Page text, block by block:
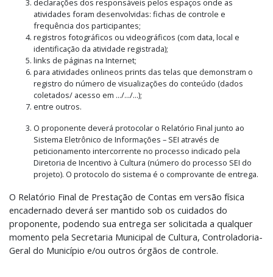
declarações dos responsáveis pelos espaços onde as
atividades foram desenvolvidas: fichas de controle e
frequência dos participantes;
registros fotográficos ou videográficos (com data, local e
identificação da atividade registrada);
links de páginas na Internet;
para atividades onlineos prints das telas que demonstram o
registro do número de visualizações do conteúdo (dados
coletados/ acesso em .../.../...);
entre outros.
O proponente deverá protocolar o Relatório Final junto ao
Sistema Eletrônico de Informações – SEI através de
peticionamento intercorrente no processo indicado pela
Diretoria de Incentivo à Cultura (número do processo SEI do
projeto). O protocolo do sistema é o comprovante de entrega.
O Relatório Final de Prestação de Contas em versão física
encadernado deverá ser mantido sob os cuidados do
proponente, podendo sua entrega ser solicitada a qualquer
momento pela Secretaria Municipal de Cultura, Controladoria-
Geral do Município e/ou outros órgãos de controle.